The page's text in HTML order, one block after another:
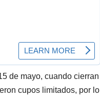
de mayo, cuando cierran
cupos limitados, por lo